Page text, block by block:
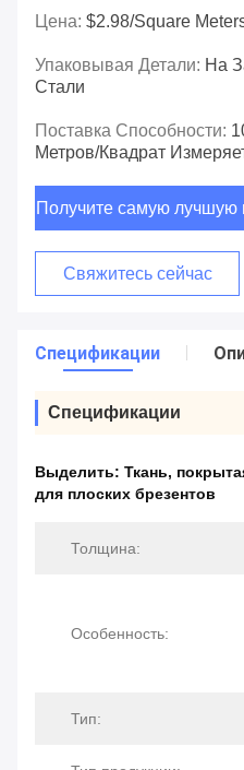
Цена: $2.98/square
Упаковывая Детали: На
Стали
Поставка Способности:
Метров/квадрат
Получите самую лучшую
Свяжитесь сейчас
Спецификации
Спецификации
Выделить: Ткань,
для плоских брезентов
Толщина:
Особенность:
Тип: